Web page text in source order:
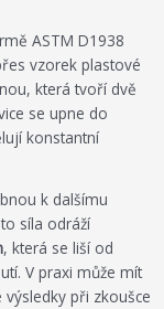
ASTM D1938
vzorek plastové
která tvoří dvě
se upne do
konstantní
k dalšímu
síla odráží
, která se liší od
V praxi může mít
při zkoušce